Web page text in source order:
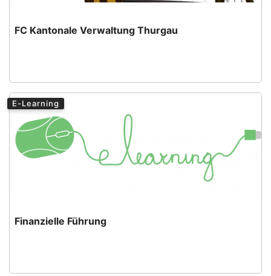
FC Kantonale Verwaltung Thurgau
E-Learning
Finanzielle Führung